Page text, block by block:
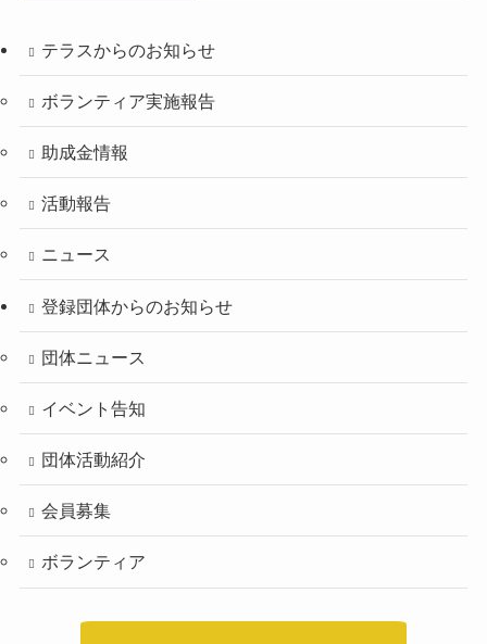
テラスからのお知らせ
ボランティア実施報告
助成金情報
活動報告
ニュース
登録団体からのお知らせ
団体ニュース
イベント告知
団体活動紹介
会員募集
ボランティア